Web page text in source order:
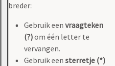
breder:
Gebruik een vraagteken
(?)om één letter te
vervangen.
Gebruik een sterretje (*)